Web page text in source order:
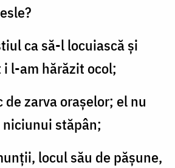
ca să-l locuiască şi
l-am hărăzit ocol;
de zarva oraşelor; el nu
stăpân;
locul său de păşune,